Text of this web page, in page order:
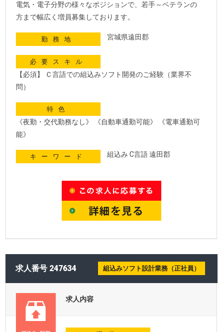
電気・電子分野の様々なポジションで、若手～ベテランの
方まで幅広く増員募集しております。
勤務地 宮城県遠田郡
必要スキル
【必須】 Ｃ言語での組込みソフト開発のご経験（業界不
問）
特色
《夜勤・交代勤務なし》 《自動車通勤可能》 《電車通勤可
能》
キーワード 組込み C言語 遠田郡
求人番号 247634 組込みソフト設計業務（正社員）
求人内容